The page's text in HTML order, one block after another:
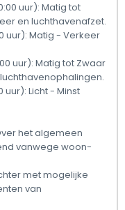
uur): Matig tot
en luchthavenafzet.
uur): Matig - Verkeer
uur): Matig tot Zwaar
uur): Licht - Minst
het algemeen
vanwege woon-
met mogelijke
van